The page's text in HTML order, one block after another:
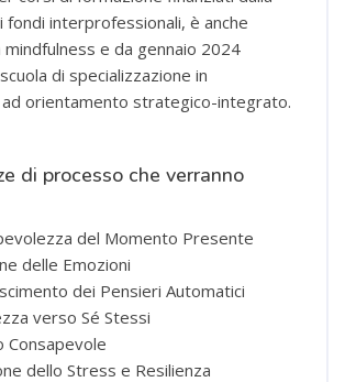
fondi interprofessionali, è anche
e da gennaio 2024
di specializzazione in
orientamento strategico-integrato.
di processo che verranno
del Momento Presente
delle Emozioni
dei Pensieri Automatici
verso Sé Stessi
Consapevole
dello Stress e Resilienza